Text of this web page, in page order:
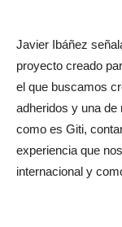
Javier Ibáñez
proyecto creado
el que buscamos
adheridos y una
como es Giti,
experiencia que
internacional y